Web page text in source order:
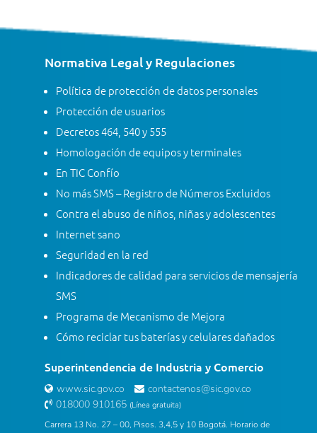
Normativa Legal y Regulaciones
Política de protección de datos personales
Protección de usuarios
Decretos 464, 540 y 555
Homologación de equipos y terminales
En TIC Confío
No más SMS – Registro de Números Excluidos
Contra el abuso de niños, niñas y adolescentes
Internet sano
Seguridad en la red
Indicadores de calidad para servicios de mensajería
SMS
Programa de Mecanismo de Mejora
Cómo reciclar tus baterías y celulares dañados
Superintendencia de Industria y Comercio
www.sic.gov.co
contactenos@sic.gov.co
018000 910165 (Línea gratuita)
Carrera 13 No. 27 – 00, Pisos. 3,4,5 y 10 Bogotá. Horario de